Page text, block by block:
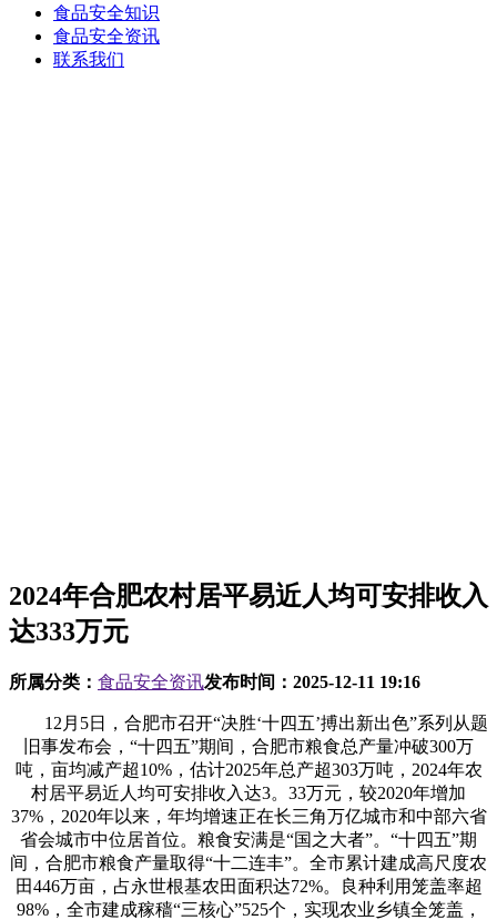
食品安全知识
食品安全资讯
联系我们
2024年合肥农村居平易近人均可安排收入
达333万元
所属分类： 食品安全资讯发布时间： 2025-12-11 19:16
12月5日，合肥市召开“决胜‘十四五’搏出新出色”系列从题
旧事发布会，“十四五”期间，合肥市粮食总产量冲破300万
吨，亩均减产超10%，估计2025年总产超303万吨，2024年农
村居平易近人均可安排收入达3。33万元，较2020年增加
37%，2020年以来，年均增速正在长三角万亿城市和中部六省
省会城市中位居首位。粮食安满是“国之大者”。“十四五”期
间，合肥市粮食产量取得“十二连丰”。全市累计建成高尺度农
田446万亩，占永世根基农田面积达72%。良种利用笼盖率超
98%，全市建成稼穑“三核心”525个，实现农业乡镇全笼盖，